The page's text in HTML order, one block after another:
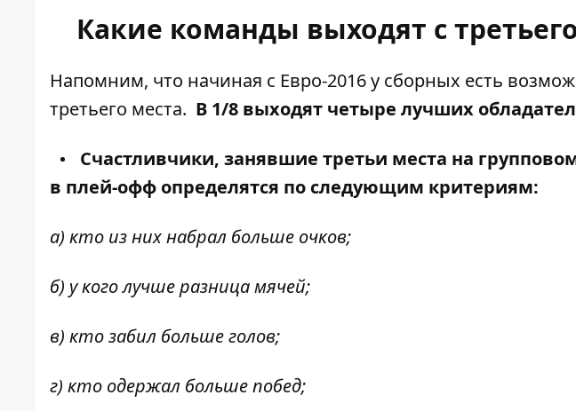
Какие команды выходят с
Напомним, что начиная с Евро-2016 у сборных есть
третьего места. В 1/8 выходят четыре лучших
Счастливчики, занявшие третьи места на
в плей-офф определятся по следующим критериям:
а) кто из них набрал больше очков;
б) у кого лучше разница мячей;
в) кто забил больше голов;
г) кто одержал больше побед;